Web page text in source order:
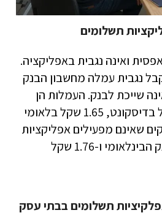
תשלומים
ואינה נגבית באפליקציה.
נגבית עמלה מחשבון הבנק
שייכת לבנק. העמלות הן
בסכום קבוע: 1.85 שקל בדיסקונט, 1.65 שקל בלאומי
שאינם מפעילים אפליקציות
העמלה 1.80 שקל בבנק הבינלאומי ו-1.76 שקל
תשלומים בבתי עסק